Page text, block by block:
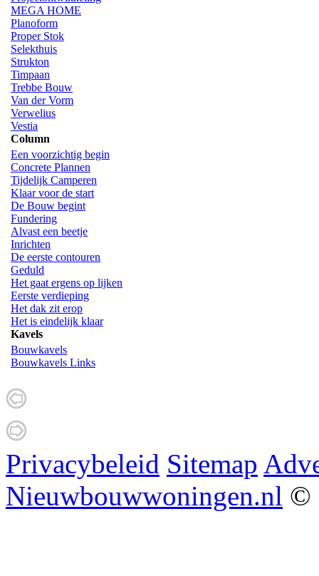
MEGA HOME
Planoform
Proper Stok
Selekthuis
Strukton
Timpaan
Trebbe Bouw
Van der Vorm
Verwelius
Vestia
Column
Een voorzichtig begin
Concrete Plannen
Tijdelijk Camperen
Klaar voor de start
De Bouw begint
Fundering
Alvast een beetje
Inrichten
De eerste contouren
Geduld
Het gaat ergens op lijken
Eerste verdieping
Het dak zit erop
Het is eindelijk klaar
Kavels
Bouwkavels
Bouwkavels Links
Privacybeleid Sitemap
Nieuwbouwwoningen.nl ©